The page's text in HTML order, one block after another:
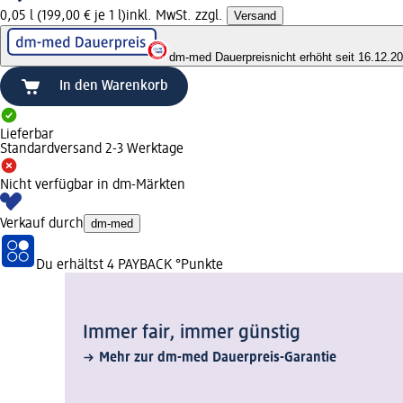
0,05 l (199,00 € je 1 l)inkl. MwSt. zzgl. Versand
dm-med Dauerpreisnicht erhöht seit
In den Warenkorb
Lieferbar
Standardversand 2-3 Werktage
Nicht verfügbar in dm-Märkten
Verkauf durch dm-med
Du erhältst 4 PAYBACK °Punkte
Immer fair,­ immer günstig
Mehr zur dm-med Dauerpreis-Garantie